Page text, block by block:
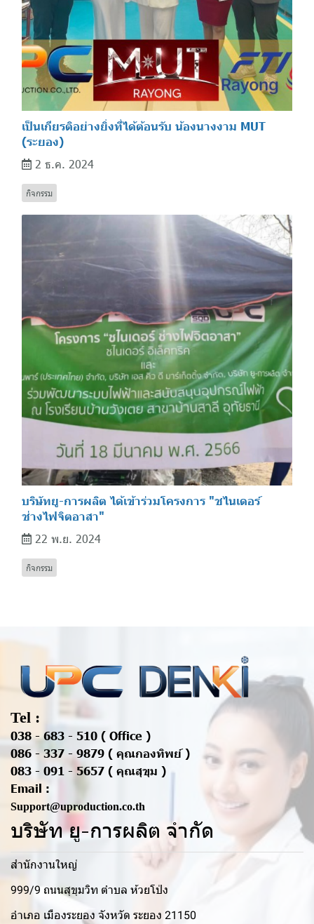
เป็นเกียรติอย่างยิ่งที่ได้ต้อนรับ น้องนางงาม MUT
(ระยอง)
2 ธ.ค. 2024
กิจกรรม
บริษัทยู-การผลิต ได้เข้าร่วมโครงการ "ชไนเดอร์
ช่างไฟจิตอาสา"
22 พ.ย. 2024
กิจกรรม
Tel :
038 - 683 - 510 ( Office )
086 - 337 - 9879 ( คุณกองทิพย์ )
083 - 091 - 5657 ( คุณสุขุม )
Email :
Support@uproduction.co.th
บริษัท ยู-การผลิต จำกัด
สำนักงานใหญ่
999/9 ถนนสุขุมวิท ตำบล ห้วยโป่ง
อำเภอ เมืองระยอง จังหวัด ระยอง 21150